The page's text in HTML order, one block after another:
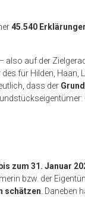
45.540
also auf der
des für Hilden,
dass der
zum 31. Januar
bzw. der
schätzen . Daneben